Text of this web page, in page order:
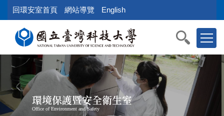
到
內
容
區
塊
回環安室首頁 網站導覽 English
環境保護暨安全衛生室
Office of Environment and Safety